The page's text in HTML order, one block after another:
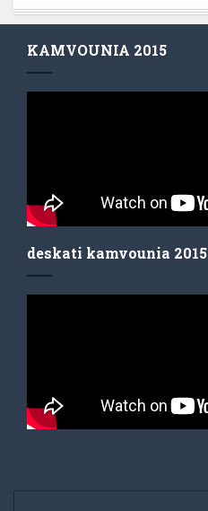
KAMVOUNIA 2015
deskati kamvounia 2015